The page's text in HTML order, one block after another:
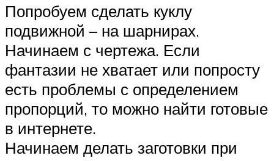
Попробуем сделать куклу
подвижной – на шарнирах.
Начинаем с чертежа. Если
фантазии не хватает или попросту
есть проблемы с определением
пропорций, то можно найти готовые
в интернете.
Начинаем делать заготовки при